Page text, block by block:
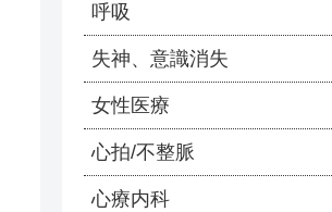
呼吸
失神、意識消失
女性医療
心拍/不整脈
心療内科